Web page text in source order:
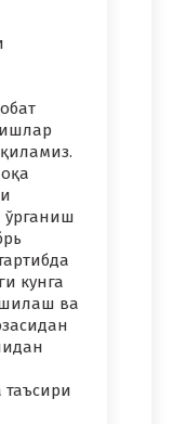
кунга
ва
таъсири